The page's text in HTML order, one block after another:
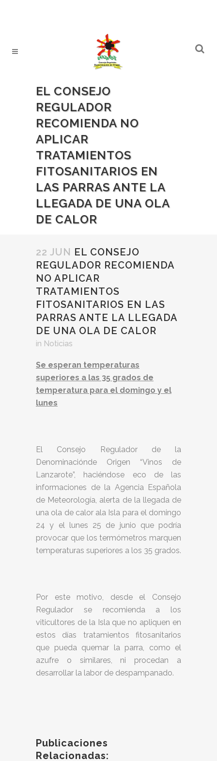
EL CONSEJO
REGULADOR
RECOMIENDA NO
APLICAR
TRATAMIENTOS
FITOSANITARIOS EN
LAS PARRAS ANTE LA
LLEGADA DE UNA OLA
DE CALOR
22 JUN EL CONSEJO
REGULADOR RECOMIENDA
NO APLICAR
TRATAMIENTOS
FITOSANITARIOS EN LAS
PARRAS ANTE LA LLEGADA
DE UNA OLA DE CALOR
in Noticias
Se esperan temperaturas
superiores a las 35 grados de
temperatura para el domingo y el
lunes
El Consejo Regulador de la
Denominaciónde Origen “Vinos de
Lanzarote”, haciéndose eco de las
informaciones de la Agencia Española
de Meteorología, alerta de la llegada de
una ola de calor ala Isla para el domingo
24 y el lunes 25 de junio que podría
provocar que los termómetros marquen
temperaturas superiores a los 35 grados.
Por este motivo, desde el Consejo
Regulador se recomienda a los
viticultores de la Isla que no apliquen en
estos días tratamientos fitosanitarios
que pueda quemar la parra, como el
azufre o similares, ni procedan a
desarrollar la labor de despampanado.
Publicaciones
Relacionadas: